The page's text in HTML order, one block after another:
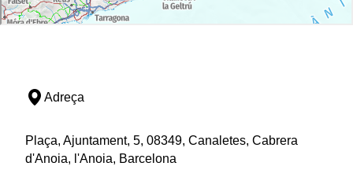
Adreça
Plaça, Ajuntament, 5, 08349, Canaletes, Cabrera
d'Anoia, l'Anoia, Barcelona